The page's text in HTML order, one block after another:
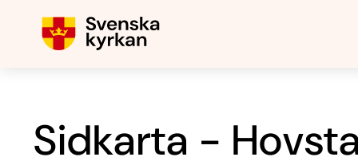
Sidkarta -